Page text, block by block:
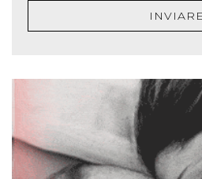
INVIARE